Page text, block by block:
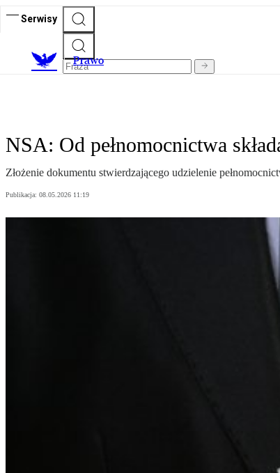
Serwisy
Prawo
NSA: Od pełnomocnictwa
Złożenie dokumentu stwierdzającego udzielenie
Publikacja: 08.05.2026 11:19